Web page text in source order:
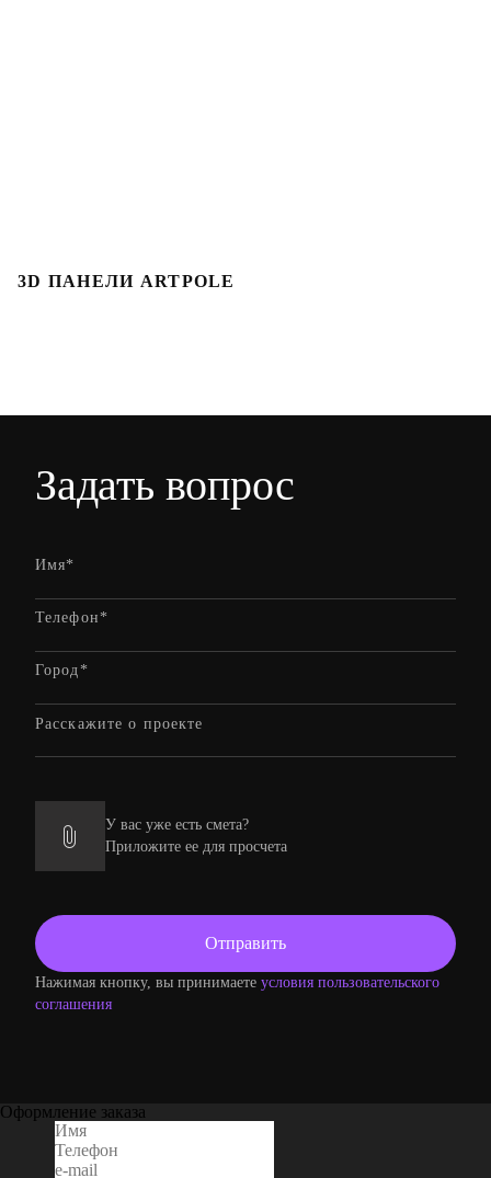
3D ПАНЕЛИ ARTPOLE
Задать вопрос
У вас уже есть смета?
Приложите ее для просчета
Нажимая кнопку, вы принимаете условия пользовательского
соглашения
Оформление заказа